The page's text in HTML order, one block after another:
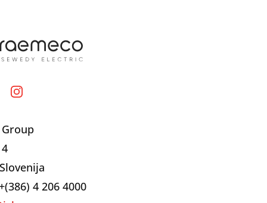
4 206 4000